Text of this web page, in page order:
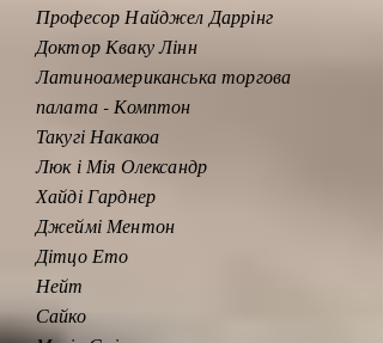
Професор Найджел Даррінг
Доктор Кваку Лінн
Латиноамериканська торгова
палата - Комптон
Такугі Накакоа
Люк і Мія Олександр
Хайді Гарднер
Джеймі Ментон
Дітцо Ето
Нейт
Сайко